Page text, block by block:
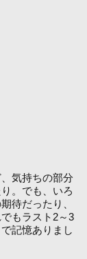
気持ちの部分
。でも、いろ
待だったり、
もラスト2～3
記憶ありまし